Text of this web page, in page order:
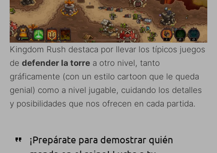
Kingdom Rush destaca por llevar los típicos juegos
de defender la torre a otro nivel, tanto
gráficamente (con un estilo cartoon que le queda
genial) como a nivel jugable, cuidando los detalles
y posibilidades que nos ofrecen en cada partida.
¡Prepárate para demostrar quién